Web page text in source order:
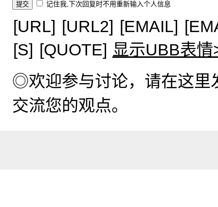
记住我,下次回复时不用重新输入个人信息
[URL] [URL2] [EMAIL]
[S] [QUOTE] 显示UBB表情
◎欢迎参与讨论，请在这里
交流您的观点。